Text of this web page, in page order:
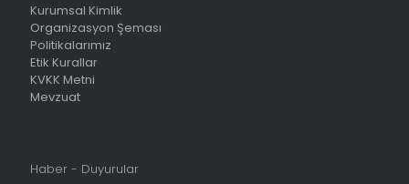
Kurumsal Kimlik
Organizasyon Şeması
Politikalarımız
Etik Kurallar
KVKK Metni
Mevzuat
Haber - Duyurular